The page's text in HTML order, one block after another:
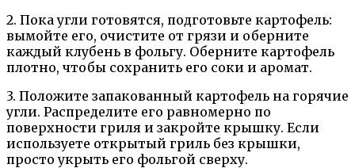
2. Пока угли готовятся, подготовьте картофель:
вымойте его, очистите от грязи и оберните
каждый клубень в фольгу. Оберните картофель
плотно, чтобы сохранить его соки и аромат.
3. Положите запакованный картофель на горячие
угли. Распределите его равномерно по
поверхности гриля и закройте крышку. Если
используете открытый гриль без крышки,
просто укрыть его фольгой сверху.